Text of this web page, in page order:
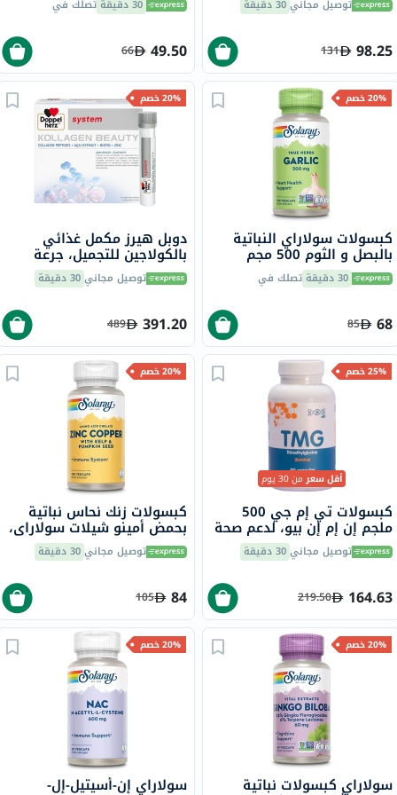
قطعة توصيل مجاني30 دقيقة
98.25
131
30 دقيقة تصلك في
49.50
66
20% خصم
كبسولات سولاراي النباتية
بالبصل و الثوم 500 مجم
لصحة القلب ، 100 كبسولة
30 دقيقة تصلك في
68
85
20% خصم
دوبل هيرز مكمل غذائي
بالكولاجين للتجميل، جرعة
واحدة في قارورة قابلة
للشرب، حزمة من 30
توصيل مجاني30 دقيقة
391.20
489
25% خصم
أقل سعرمن 30 يوم
كبسولات تي إم جي 500
ملجم إن إم إن بيو، لدعم صحة
الحمض النووي والكبد - 90
كبسولةتوصيل مجاني30 دقيقة
164.63
219.50
20% خصم
كبسولات زنك نحاس نباتية
بحمض أمينو شيلات سولاراي،
100 كبسولة توصيل مجاني30 دقيقة
84
105
20% خصم
سولاراي كبسولات نباتية
20% خصم
سولاراي إن-أسيتيل-إل-